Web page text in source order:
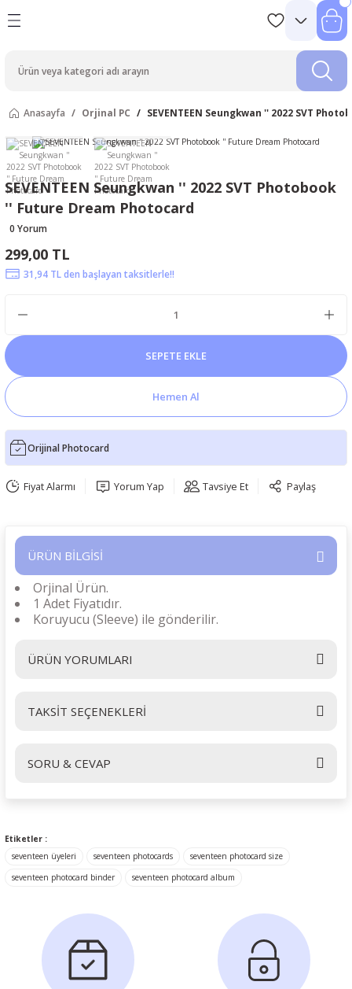
Anasayfa Orjinal PC SEVENTEEN Seungkwan '' 2022 SVT
SEVENTEEN Seungkwan '' 2022 SVT Photobook
'' Future Dream Photocard
0 Yorum
299,00 TL
31,94 TL den başlayan taksitlerle!!
SEPETE EKLE
Hemen Al
Orijinal Photocard
Fiyat Alarmı Yorum Yap Tavsiye Et Paylaş
ÜRÜN BİLGİSİ
Orjinal Ürün.
1 Adet Fiyatıdır.
Koruyucu (Sleeve) ile gönderilir.
ÜRÜN YORUMLARI
Bu ürüne ilk yorumu siz yapın!
TAKSİT SEÇENEKLERİ
SORU & CEVAP
Etiketler :
seventeen üyeleri
seventeen photocards
seventeen photocard size
seventeen photocard binder
seventeen photocard album